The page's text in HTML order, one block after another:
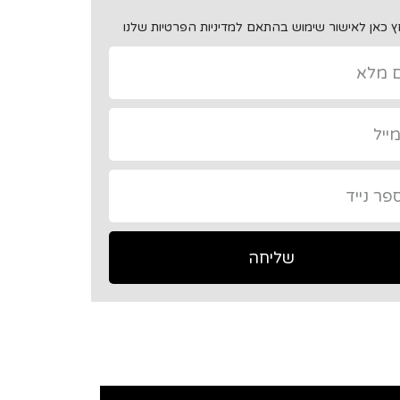
כאן לאישור שימוש בהתאם למדיניות הפרטיות שלנו
שליחה